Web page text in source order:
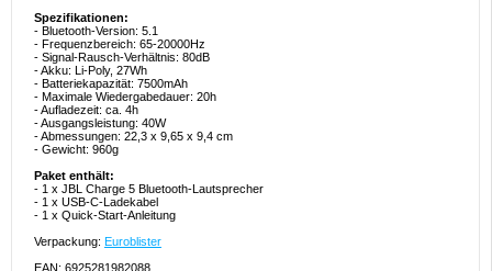
Spezifikationen:
- Bluetooth-Version: 5.1
- Frequenzbereich: 65-20000Hz
- Signal-Rausch-Verhältnis: 80dB
- Akku: Li-Poly, 27Wh
- Batteriekapazität: 7500mAh
- Maximale Wiedergabedauer: 20h
- Aufladezeit: ca. 4h
- Ausgangsleistung: 40W
- Abmessungen: 22,3 x 9,65 x 9,4 cm
- Gewicht: 960g
Paket enthält:
- 1 x JBL Charge 5 Bluetooth-Lautsprecher
- 1 x USB-C-Ladekabel
- 1 x Quick-Start-Anleitung
Verpackung: Euroblister
EAN: 6925281982088